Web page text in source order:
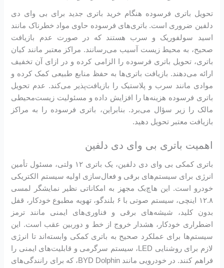
تحویل باتری فرسوده هنگام خرید باتری جدید برای بی وای دی
دلفین ضروری است. باتری‌های فرسوده حاوی مواد خطرناک مانند
اسید سولفوریک و سرب هستند که در صورت عدم بازیافت
صحیح، به محیط زیست آسیب می‌رسانند. مراکز معتبر مانند کیان
باتری، تحویل باتری فرسوده را الزامی کرده و در ازای آن تخفیف
ارائه می‌دهند. بازیافت باتری‌ها به حفظ منابع طبیعی کمک کرده و
موادی مانند سرب و پلاستیک را بازیافت‌پذیر می‌کند. عدم تحویل
باتری فرسوده هزینه‌ها را افزایش داده و مسئولیت زیست‌محیطی
مالک را زیر سؤال می‌برد. بنابراین، باتری فرسوده را به مراکز
بازیافت معتبر تحویل دهید.
اهمیت باتری بی وای دی دلفین
باتری کمکی بی وای دی دلفین، یک باتری ۱۲ ولتی، مسئول تأمین
انرژی برای سیستم‌های برقی و فعال‌سازی اولیه سیستم الکتریکی
خودرو است. این هاچ‌بک مجهز به امکاناتی نظیر نمایشگر لمسی
۱۲.۸ اینچی، سیستم صوتی با ۶ بلندگو، تهویه مطبوع خودکار، قفل
بدون کلید، شیشه‌های برقی و فناوری‌های ایمنی مانند ترمز
اضطراری خودکار، هشدار خروج از خط و دوربین عقب است. این
سیستم‌ها برای عملکرد صحیح به باتری کمکی وابسته‌اند تا انرژی
لازم برای روشنایی LED، سیستم سرگرمی و قابلیت‌های ایمنی را
فراهم کنند. در خودرویی مانند BYD Dolphin، که برای رانندگی‌های